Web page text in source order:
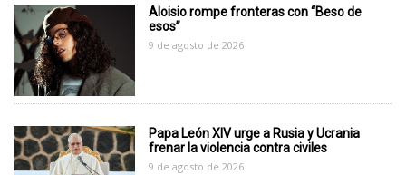
Aloisio rompe fronteras con “Beso de
esos”
9 de agosto de 2026
Papa León XIV urge a Rusia y Ucrania
frenar la violencia contra civiles
9 de agosto de 2026